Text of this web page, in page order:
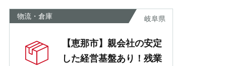
物流・倉庫 岐阜県
【恵那市】親会社の安定
した経営基盤あり！残業